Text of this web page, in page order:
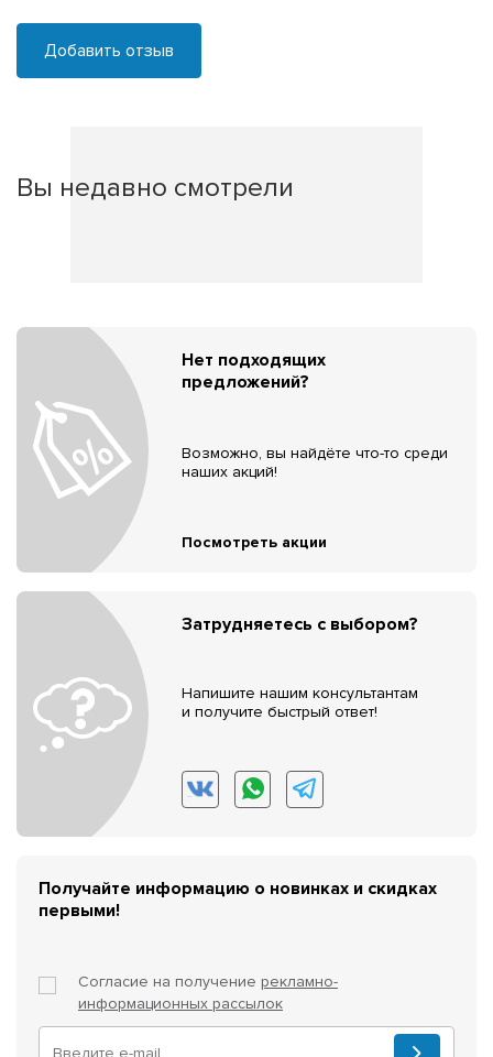
Добавить отзыв
Вы недавно смотрели
Нет подходящих
предложений?
Возможно, вы найдёте что-то среди
наших акций!
Посмотреть акции
Затрудняетесь с выбором?
Напишите нашим консультантам
и получите быстрый ответ!
Получайте информацию о новинках и скидках
первыми!
Согласие на получение рекламно-
информационных рассылок